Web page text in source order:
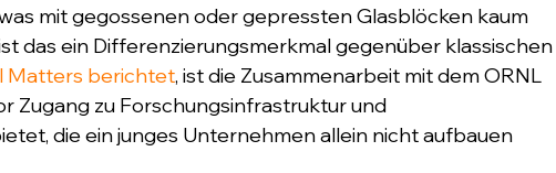
mit gegossenen oder gepressten Glasblöcken kaum
das ein Differenzierungsmerkmal gegenüber klassischen
Matters berichtet, ist die Zusammenarbeit mit dem ORNL
Zugang zu Forschungsinfrastruktur und
die ein junges Unternehmen allein nicht aufbauen